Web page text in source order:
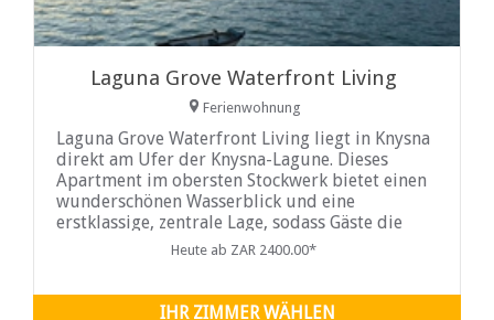
Laguna Grove Waterfront Living
Ferienwohnung
Laguna Grove Waterfront Living liegt in Knysna
direkt am Ufer der Knysna-Lagune. Dieses
Apartment im obersten Stockwerk bietet einen
wunderschönen Wasserblick und eine
erstklassige, zentrale Lage, sodass Gäste die
beliebten Sehenswürdigkeiten der Stadt
Heute ab ZAR 2400.00*
IHR ZIMMER WÄHLEN